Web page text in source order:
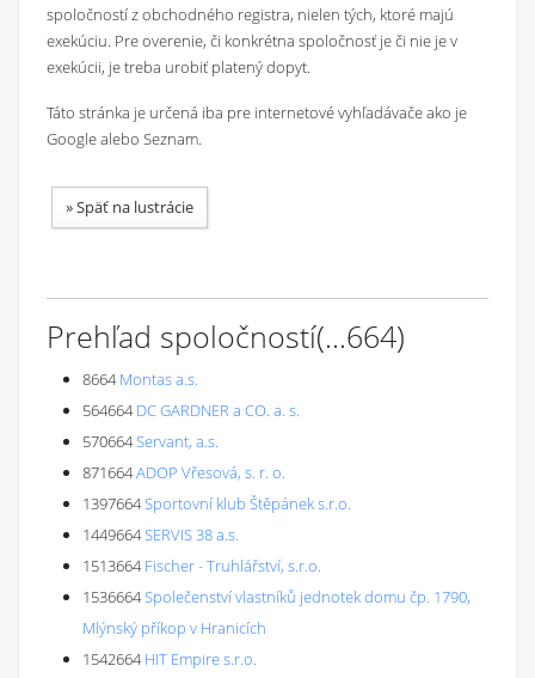
spoločností z obchodného registra, nielen tých, ktoré majú
exekúciu. Pre overenie, či konkrétna spoločnosť je či nie je v
exekúcii, je treba urobiť platený dopyt.
Táto stránka je určená iba pre internetové vyhľadávače ako je
Google alebo Seznam.
»Späť na lustrácie
Prehľad spoločností(...664)
8664 Montas a.s.
564664 DC GARDNER a CO. a. s.
570664Servant, a.s.
871664ADOP Vřesová, s. r. o.
1397664Sportovní klub Štěpánek s.r.o.
1449664SERVIS 38 a.s.
1513664 Fischer - Truhlářství, s.r.o.
1536664Společenství vlastníků jednotek domu čp. 1790,
Mlýnský příkop v Hranicích
1542664 HIT Empire s.r.o.